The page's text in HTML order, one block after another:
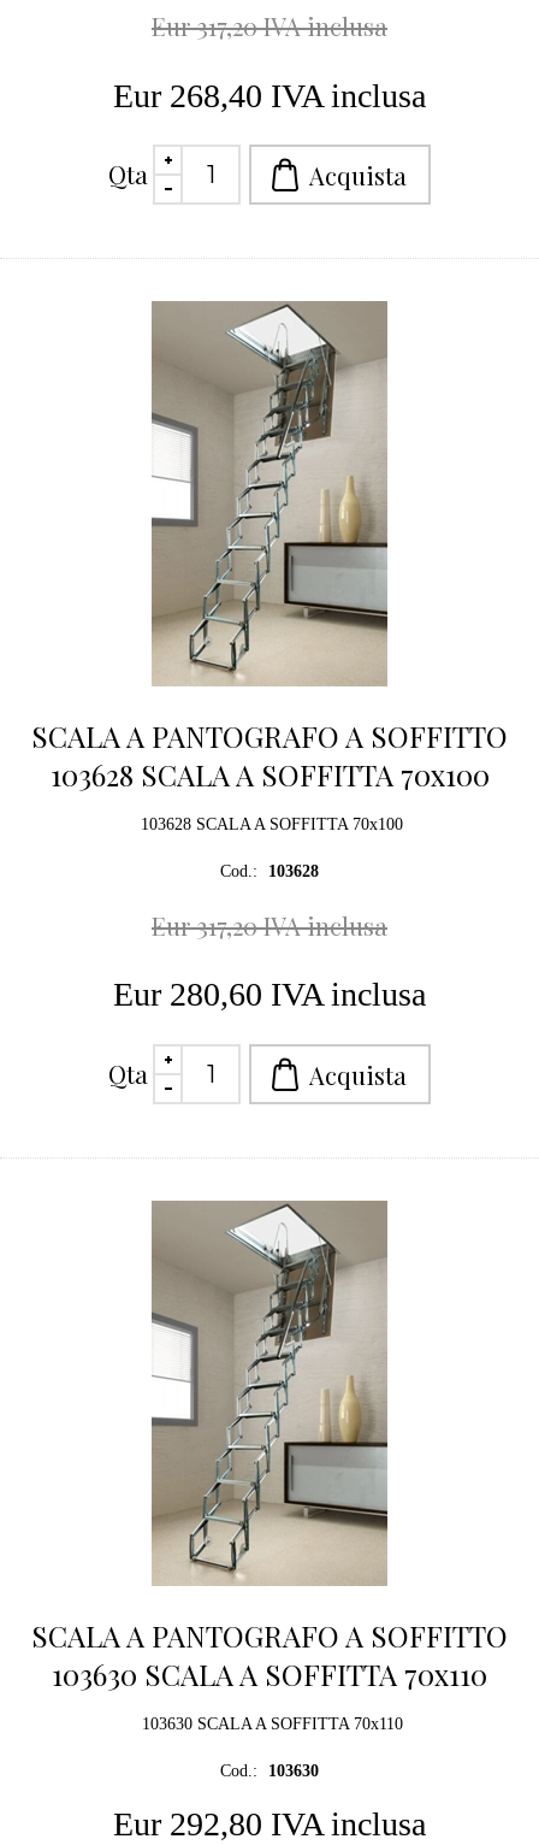
Eur 317,20 IVA inclusa
Eur 268,40 IVA inclusa
Qta
SCALA A PANTOGRAFO A SOFFITTO
103628 SCALA A SOFFITTA 70x100
103628 SCALA A SOFFITTA 70x100
Cod.: 103628
Eur 317,20 IVA inclusa
Eur 280,60 IVA inclusa
Qta
SCALA A PANTOGRAFO A SOFFITTO
103630 SCALA A SOFFITTA 70x110
103630 SCALA A SOFFITTA 70x110
Cod.: 103630
Eur 292,80 IVA inclusa